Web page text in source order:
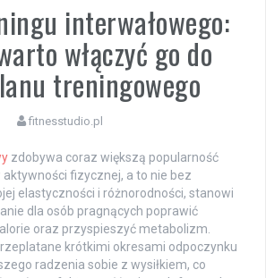
interwałowego:
włączyć go do
treningowego
fitnesstudio.pl
zdobywa coraz większą popularność
fizycznej, a to nie bez
elastyczności i różnorodności, stanowi
dla osób pragnących poprawić
oraz przyspieszyć metabolizm.
krótkimi okresami odpoczynku
radzenia sobie z wysiłkiem, co